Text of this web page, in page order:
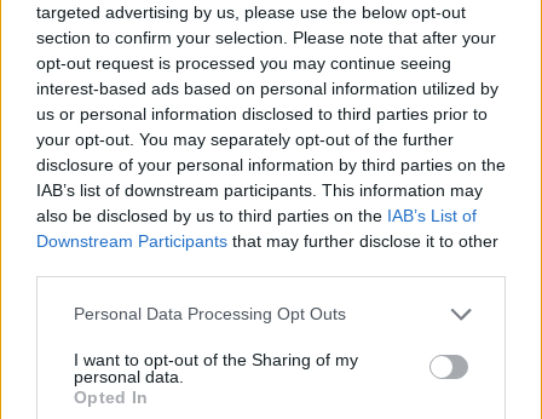
targeted advertising by us, please use the below opt-out
section to confirm your selection. Please note that after your
opt-out request is processed you may continue seeing
interest-based ads based on personal information utilized by
us or personal information disclosed to third parties prior to
your opt-out. You may separately opt-out of the further
disclosure of your personal information by third parties on the
IAB’s list of downstream participants. This information may
also be disclosed by us to third parties on the IAB’s List of
Downstream Participants that may further disclose it to other
Please note that this website/app uses one or more Google
not limited to your visit or usage behaviour. You may click to
grant or deny consent to Google and its third-party tags to
use your data for below specified purposes in below Google
Personal Data Processing Opt Outs
I want to opt-out of the Sharing of my
personal data.
Opted In
KAPCSOLÓDÓ HÍREK